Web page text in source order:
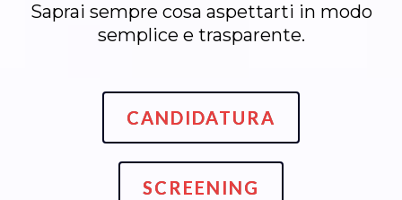
Saprai sempre cosa aspettarti in modo
semplice e trasparente.
CANDIDATURA
SCREENING